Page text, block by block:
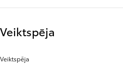
Veiktspēja
Veiktspēja